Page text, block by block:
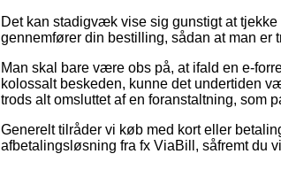
Det kan stadigvæk vise sig gunstigt at
gennemfører din bestilling, sådan at man er
Man skal bare være obs på, at ifald en e-
kolossalt beskeden, kunne det undertiden
trods alt omsluttet af en foranstaltning, som
Generelt tilråder vi køb med kort eller
afbetalingsløsning fra fx ViaBill, såfremt du